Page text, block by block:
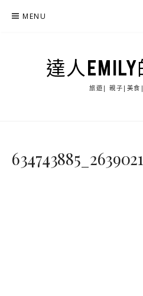
MENU
達人
旅遊| 親子|美食